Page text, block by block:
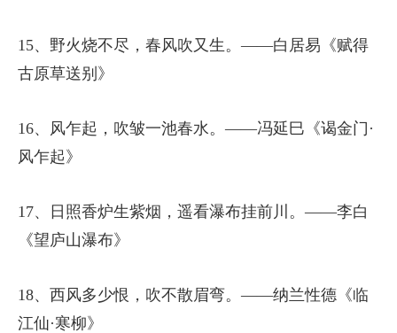
15、野火烧不尽，春风吹又生。——白居易《赋得
古原草送别》
16、风乍起，吹皱一池春水。——冯延巳《谒金门·
风乍起》
17、日照香炉生紫烟，遥看瀑布挂前川。——李白
《望庐山瀑布》
18、西风多少恨，吹不散眉弯。——纳兰性德《临
江仙·寒柳》